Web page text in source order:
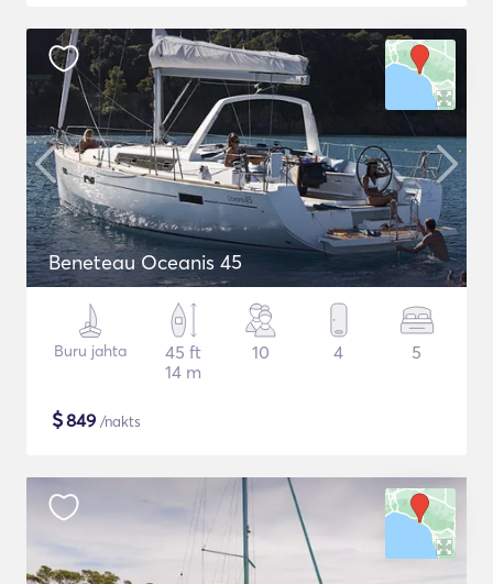
Beneteau Oceanis 45
Buru jahta
45 ft
14 m
10 4 5
$849 /nakts